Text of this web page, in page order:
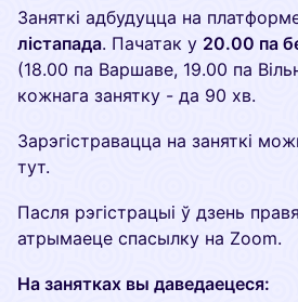
Заняткі адбудуцца на
лістапада. Пачатак у 20.00 па
(18.00 па Варшаве, 19.00 па
кожнага занятку - да 90 хв.
Зарэгістравацца на заняткі
тут.
Пасля рэгістрацыі ў дзень
атрымаеце спасылку на Zoom.
На занятках вы даведаецеся: